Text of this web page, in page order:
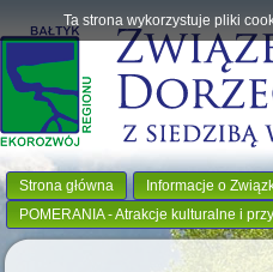
Strona główna Informacje o
POMERANIA - Atrakcje kulturalne i
Ta strona wykorzystuje pliki